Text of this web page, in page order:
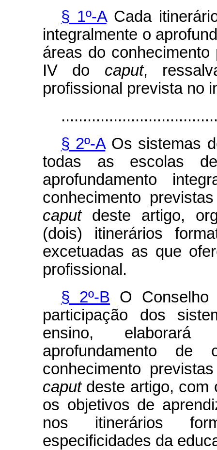
§ 1º-ACada
integralmente o
áreas do
IV do caput,
profissional prevista no
§ 2º-AOs sistemas
todas as escolas
aprofundamento
conhecimento
caputdeste artigo,
(dois) itinerários
excetuadas as que
profissional.
§ 2º-B O Conselho
participação dos
ensino,
aprofundamento
conhecimento
caputdeste artigo, com
os objetivos de
nos itinerários
especificidades da